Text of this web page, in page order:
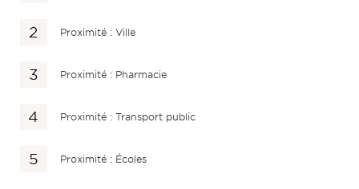
Proximité : Ville
Proximité : Pharmacie
Proximité : Transport public
Proximité : Écoles